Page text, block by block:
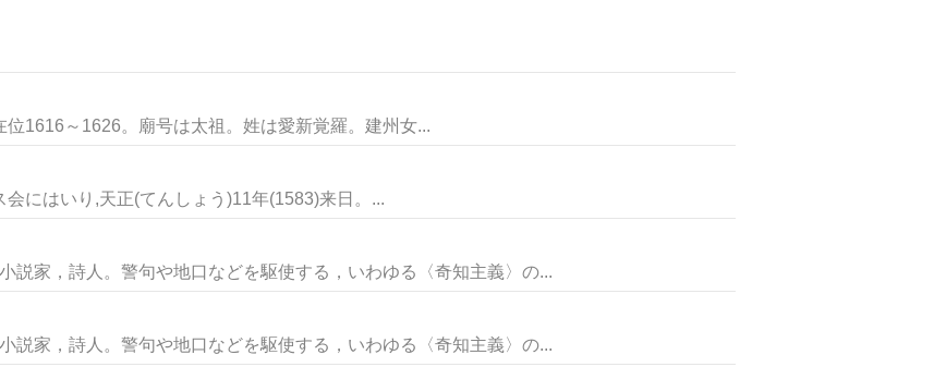
位1616～1626。廟号は太祖。姓は愛新覚羅。建州女...
にはいり,天正(てんしょう)11年(1583)来日。...
説家，詩人。警句や地口などを駆使する，いわゆる〈奇知主義〉の...
説家，詩人。警句や地口などを駆使する，いわゆる〈奇知主義〉の...